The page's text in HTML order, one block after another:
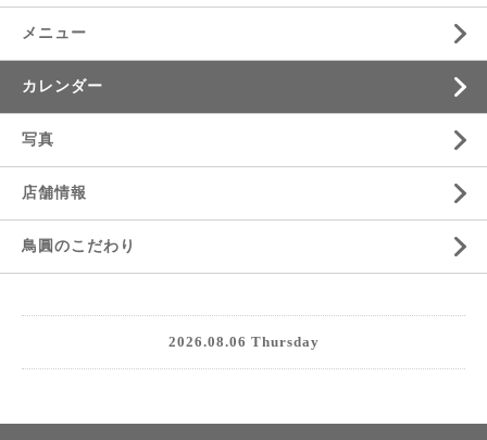
メニュー
カレンダー
写真
店舗情報
鳥圓のこだわり
2026.08.06 Thursday